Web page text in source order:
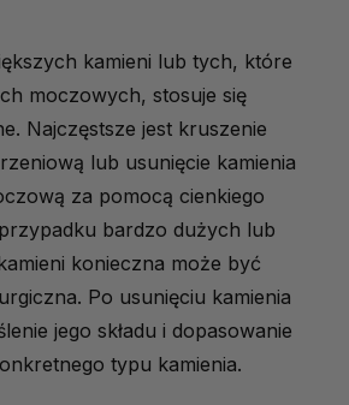
kamieni lub tych, które
moczowych, stosuje się
Najczęstsze jest kruszenie
lub usunięcie kamienia
za pomocą cienkiego
bardzo dużych lub
konieczna może być
Po usunięciu kamienia
jego składu i dopasowanie
typu kamienia.